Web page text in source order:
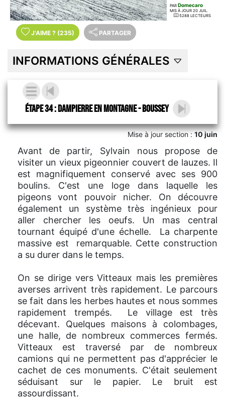
PAR Domecaro
MIS À JOUR 20 JUIL.
5288 LECTEURS
J'AIME ? (235) PARTAGER
INFORMATIONS GÉNÉRALES
Étape 34 : Dampierre en Montagne - Boussey
Mise à jour section :10 juin
Avant de partir, Sylvain nous propose de
visiter un vieux pigeonnier couvert de lauzes. Il
est magnifiquement conservé avec ses 900
boulins. C'est une loge dans laquelle les
pigeons vont pouvoir nicher. On découvre
également un système très ingénieux pour
aller chercher les oeufs. Un mas central
tournant équipé d'une échelle. La charpente
massive est remarquable. Cette construction
a su durer dans le temps.
On se dirige vers Vitteaux mais les premières
averses arrivent très rapidement. Le parcours
se fait dans les herbes hautes et nous sommes
rapidement trempés. Le village est très
décevant. Quelques maisons à colombages,
une halle, de nombreux commerces fermés.
Vitteaux est traversé par de nombreux
camions qui ne permettent pas d'apprécier le
cachet de ces monuments. C'était seulement
séduisant sur le papier. Le bruit est
assourdissant.